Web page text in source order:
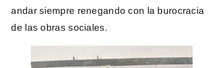
andar siempre renegando con la burocracia
de las obras sociales.